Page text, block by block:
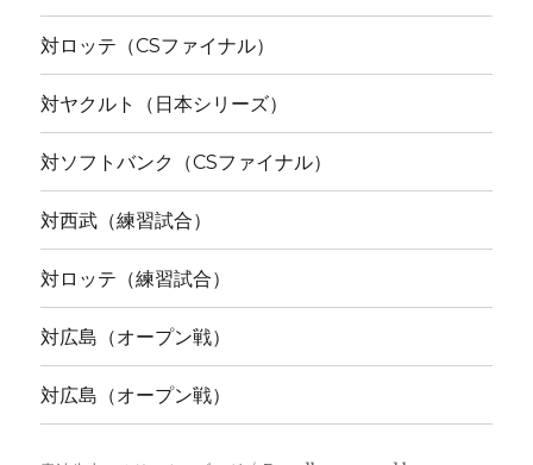
対ロッテ（CSファイナル）
対ヤクルト（日本シリーズ）
対ソフトバンク（CSファイナル）
対西武（練習試合）
対ロッテ（練習試合）
対広島（オープン戦）
対広島（オープン戦）